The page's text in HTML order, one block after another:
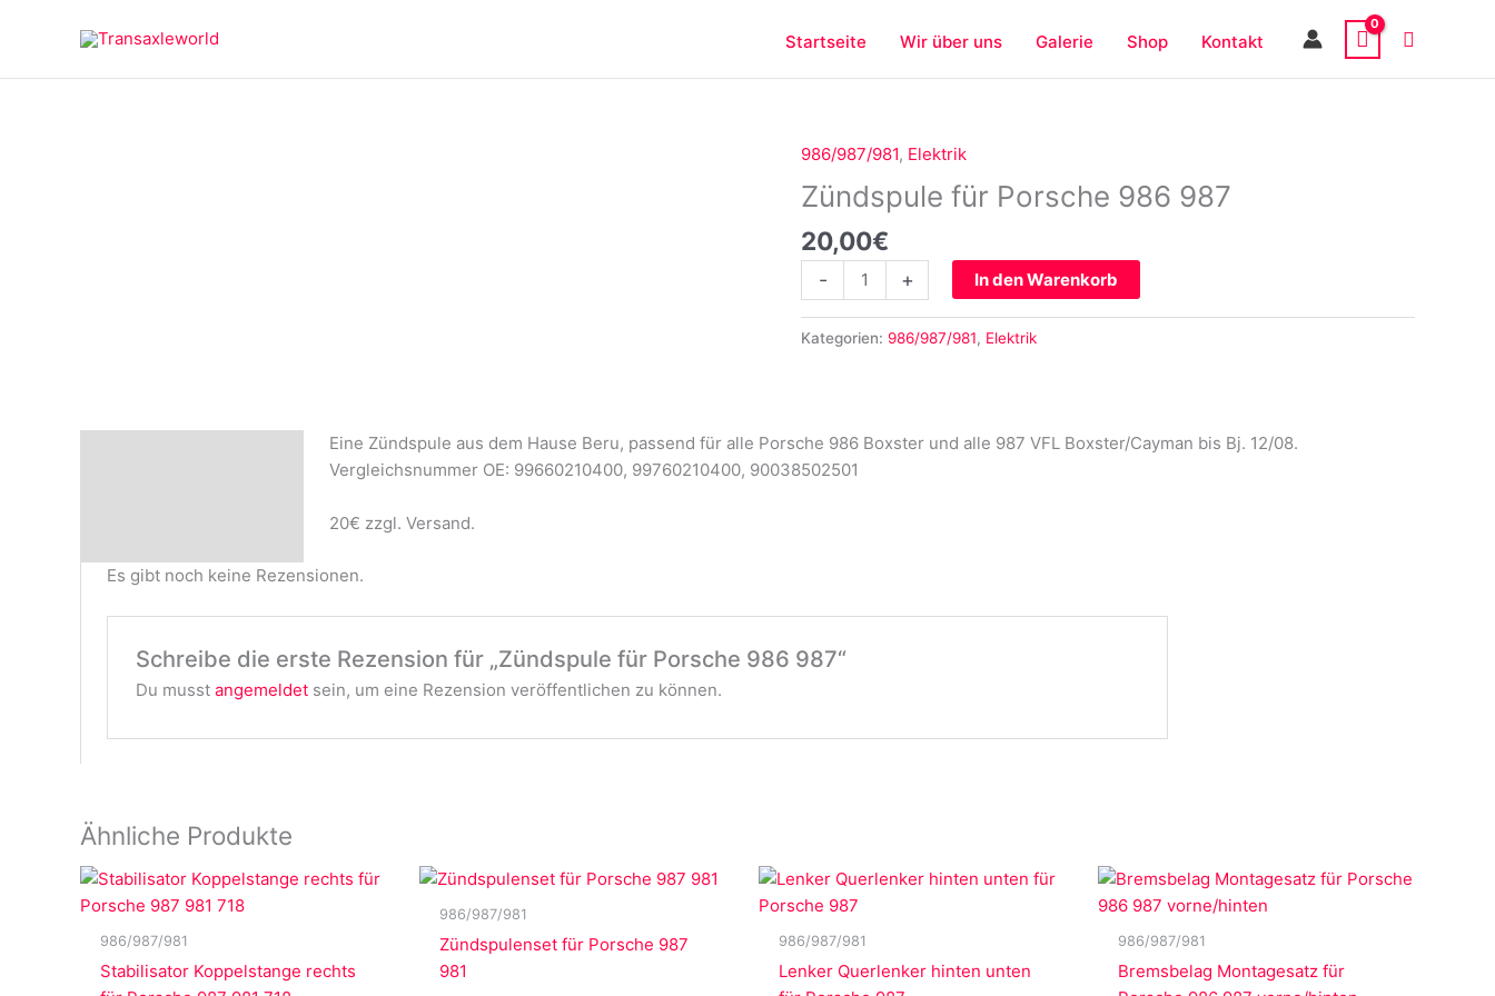
Startseite Wir über uns Galerie Shop Kontakt
986/987/981, Elektrik
Zündspule für Porsche 986 987
20,00€
-
Zündspule
für
Porsche
986
987
+ In den Warenkorb
Kategorien: 986/987/981, Elektrik
Eine Zündspule aus dem Hause Beru, passend für alle Porsche 986 Boxster und alle 987 VFL Boxster/Cayman bis Bj. 12/08.
Vergleichsnummer OE: 99660210400, 99760210400, 90038502501
20€ zzgl. Versand.
Es gibt noch keine Rezensionen.
Schreibe die erste Rezension für „Zündspule für Porsche 986 987“
Du musst angemeldetsein, um eine Rezension veröffentlichen zu können.
Ähnliche Produkte
986/987/981
Stabilisator Koppelstange rechts
986/987/981
Zündspulenset für Porsche 987
981
986/987/981
Lenker Querlenker hinten unten
986/987/981
Bremsbelag Montagesatz für